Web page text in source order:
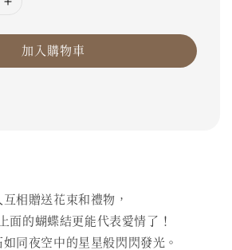
加入購物車
互相贈送花束和禮物，
面的蝴蝶結更能代表愛情了！
同夜空中的星星般閃閃發光。